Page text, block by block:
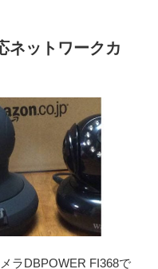
ネットワークカ
ラDBPOWER FI368で